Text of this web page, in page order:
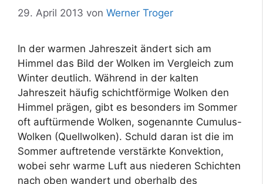
29. April 2013 von Werner Troger
In der warmen Jahreszeit ändert sich am
Himmel das Bild der Wolken im Vergleich zum
Winter deutlich. Während in der kalten
Jahreszeit häufig schichtförmige Wolken den
Himmel prägen, gibt es besonders im Sommer
oft auftürmende Wolken, sogenannte Cumulus-
Wolken (Quellwolken). Schuld daran ist die im
Sommer auftretende verstärkte Konvektion,
wobei sehr warme Luft aus niederen Schichten
nach oben wandert und oberhalb des